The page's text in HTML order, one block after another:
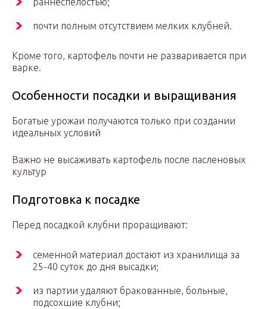
почти полным отсутствием мелких клубней.
Кроме того, картофель почти не разваривается при
варке.
Особенности посадки и выращивания
Богатые урожаи получаются только при создании
идеальных условий
Важно не высаживать картофель после пасленовых
культур
Подготовка к посадке
Перед посадкой клубни проращивают:
семенной материал достают из хранилища за
25-40 суток до дня высадки;
из партии удаляют бракованные, больные,
подсохшие клубни;